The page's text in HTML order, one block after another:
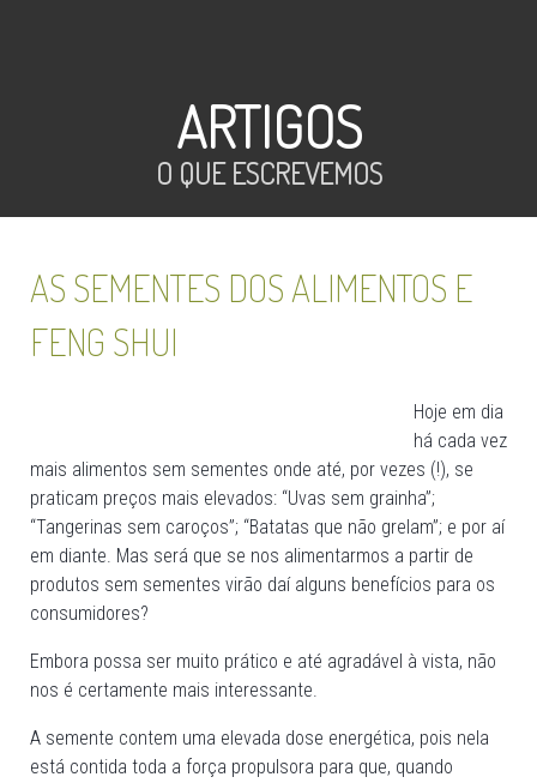
ARTIGOS
O QUE ESCREVEMOS
AS SEMENTES DOS ALIMENTOS E
FENG SHUI
Hoje em dia
há cada vez
mais alimentos sem sementes onde até, por vezes (!), se
praticam preços mais elevados: “Uvas sem grainha”;
“Tangerinas sem caroços”; “Batatas que não grelam”; e por aí
em diante. Mas será que se nos alimentarmos a partir de
produtos sem sementes virão daí alguns benefícios para os
consumidores?
Embora possa ser muito prático e até agradável à vista, não
nos é certamente mais interessante.
A semente contem uma elevada dose energética, pois nela
está contida toda a força propulsora para que, quando